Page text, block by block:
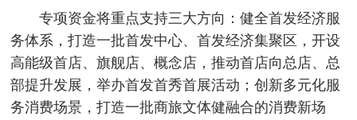
专项资金将重点支持三大方向：健全首发经济服
务体系，打造一批首发中心、首发经济集聚区，开设
高能级首店、旗舰店、概念店，推动首店向总店、总
部提升发展，举办首发首秀首展活动；创新多元化服
务消费场景，打造一批商旅文体健融合的消费新场